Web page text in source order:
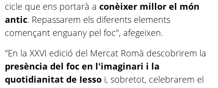
cicle que ens portarà a conèixer millor el món
antic. Repassarem els diferents elements
començant enguany pel foc", afegeixen.
"En la XXVI edició del Mercat Romà descobrirem la
presència del foc en l'imaginari i la
quotidianitat de Iesso i, sobretot, celebrarem el